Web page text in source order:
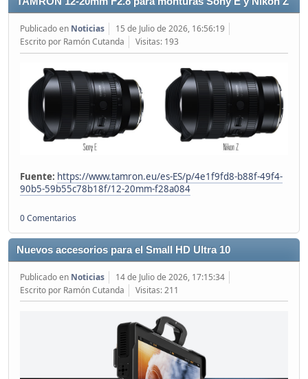
Publicado en Noticias
15 de Julio de 2026, 16:56:19
Escrito por Ramón Cutanda
Visitas: 193
Fuente: https://www.tamron.eu/es-ES/p/4e1f9fd8-b88f-49f4-
90b5-59b55c78b18f/12-20mm-f28a084
0 Comentarios
Nuevos accesorios para el Small HD Ultra 10
Publicado en Noticias
14 de Julio de 2026, 17:15:34
Escrito por Ramón Cutanda
Visitas: 211